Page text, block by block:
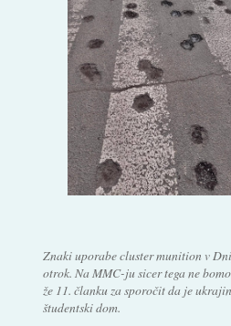
Znaki uporabe cluster munition v
otrok. Na MMC-ju sicer tega ne
že 11. članku za sporočit da je
študentski dom.